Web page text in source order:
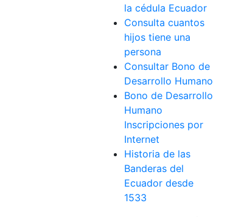
la cédula Ecuador
Consulta cuantos
hijos tiene una
persona
Consultar Bono de
Desarrollo Humano
Bono de Desarrollo
Humano
Inscripciones por
Internet
Historia de las
Banderas del
Ecuador desde
1533